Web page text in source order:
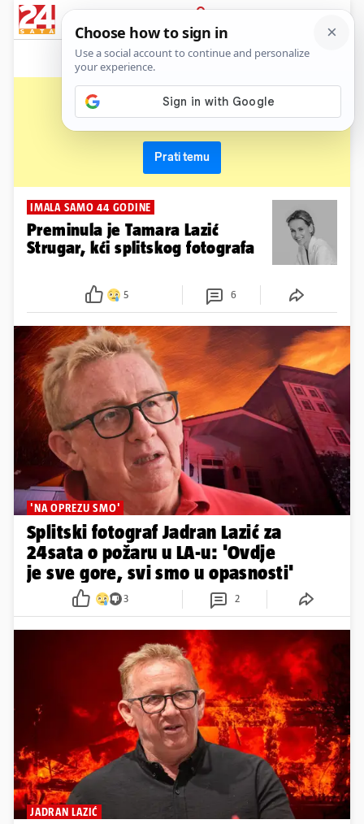
PRIJAVA
News
jadran lazić
Prati temu
IMALA SAMO 44 GODINE
Preminula je Tamara Lazić
Strugar, kći splitskog fotografa
5 6
'NA OPREZU SMO'
Splitski fotograf Jadran Lazić za
24sata o požaru u LA-u: 'Ovdje
je sve gore, svi smo u opasnosti'
3 2
JADRAN LAZIĆ